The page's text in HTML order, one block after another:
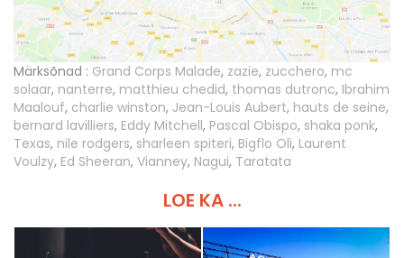
Märksõnad : Grand Corps Malade, zazie, zucchero, mc
solaar, nanterre, matthieu chedid, thomas dutronc, Ibrahim
Maalouf, charlie winston, Jean-Louis Aubert, hauts de seine,
bernard lavilliers, Eddy Mitchell, Pascal Obispo, shaka ponk,
Texas, nile rodgers, sharleen spiteri, Bigflo Oli, Laurent
Voulzy, Ed Sheeran, Vianney, Nagui, Taratata
LOE KA ...